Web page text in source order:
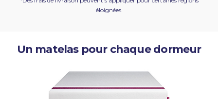
éloignées.
Un matelas pour chaque dormeur